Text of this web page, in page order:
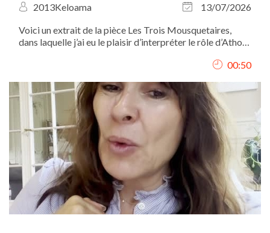
2013Keloama
13/07/2026
Voici un extrait de la pièce Les Trois Mousquetaires,
dans laquelle j’ai eu le plaisir d’interpréter le rôle d’Athos.
00:50